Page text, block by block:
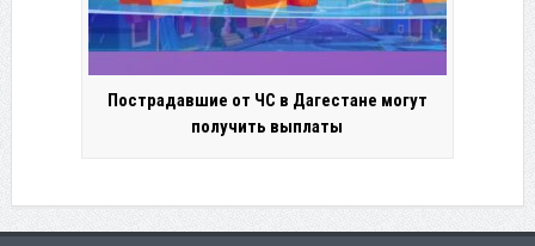
Пострадавшие от ЧС в Дагестане могут
получить выплаты